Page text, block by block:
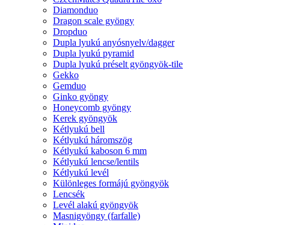
Diamonduo
Dragon scale gyöngy
Dropduo
Dupla lyukú anyósnyelv/dagger
Dupla lyukú pyramid
Dupla lyukú préselt gyöngyök-tile
Gekko
Gemduo
Ginko gyöngy
Honeycomb gyöngy
Kerek gyöngyök
Kétlyukú bell
Kétlyukú háromszög
Kétlyukú kaboson 6 mm
Kétlyukú lencse/lentils
Kétlyukú levél
Különleges formájú gyöngyök
Lencsék
Levél alakú gyöngyök
Masnigyöngy (farfalle)